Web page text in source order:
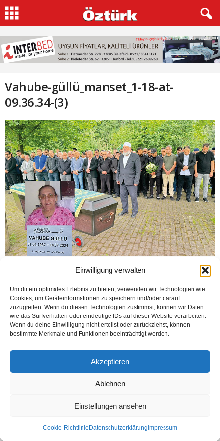
Einwilligung verwalten
Um dir ein optimales Erlebnis zu bieten, verwenden wir Technologien wie
Cookies, um Geräteinformationen zu speichern und/oder darauf
zuzugreifen. Wenn du diesen Technologien zustimmst, können wir Daten
wie das Surfverhalten oder eindeutige IDs auf dieser Website verarbeiten.
Wenn du deine Einwilligung nicht erteilst oder zurückziehst, können
bestimmte Merkmale und Funktionen beeinträchtigt werden.
Akzeptieren
Ablehnen
Einstellungen ansehen
Cookie-Richtlinie Datenschutzerklärung Impressum
Vahube-güllü_manset_1-18-at-
09.36.34-(3)
Kontakt Datenschutzerklärung
Impressum
© Öztürk Gazetesi 1986 – 2026